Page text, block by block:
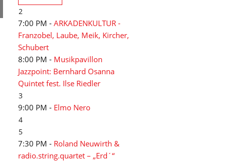
2
7:00 PM - ARKADENKULTUR -
Franzobel, Laube, Meik, Kircher,
Schubert
8:00 PM - Musikpavillon
Jazzpoint: Bernhard Osanna
Quintet fest. Ilse Riedler
3
9:00 PM - Elmo Nero
4
5
7:30 PM - Roland Neuwirth &
radio.string.quartet – „Erd´“